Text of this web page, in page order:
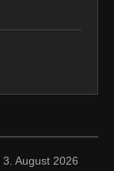
3. August 2026